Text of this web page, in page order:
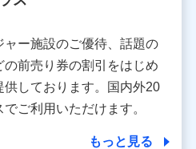
部を委託する場合がありま
との間で、以下のとおり個
。
ー施設のご優待、話題の
前売り券の割引をはじめ
供しております。国内外20
ご利用いただけます。
もっと見る